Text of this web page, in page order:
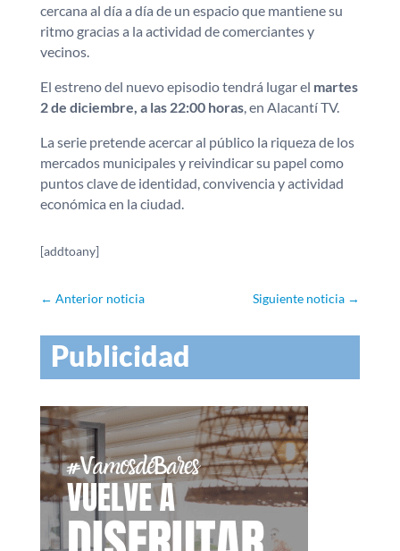
cercana al día a día de un espacio que mantiene su
ritmo gracias a la actividad de comerciantes y
vecinos.
El estreno del nuevo episodio tendrá lugar el martes
2 de diciembre, a las 22:00 horas, en Alacantí TV.
La serie pretende acercar al público la riqueza de los
mercados municipales y reivindicar su papel como
puntos clave de identidad, convivencia y actividad
económica en la ciudad.
[addtoany]
← Anterior noticia Siguiente noticia →
Publicidad